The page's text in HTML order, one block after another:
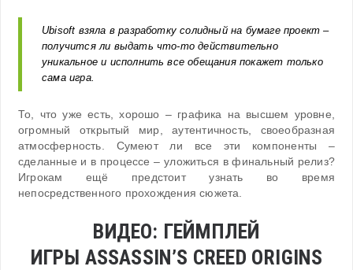
Ubisoft взяла в разработку солидный на бумаге проект –
получится ли выдать что-то действительно
уникальное и исполнить все обещания покажет только
сама игра.
То, что уже есть, хорошо – графика на высшем уровне,
огромный открытый мир, аутентичность, своеобразная
атмосферность. Сумеют ли все эти компоненты –
сделанные и в процессе – уложиться в финальный релиз?
Игрокам ещё предстоит узнать во время
непосредственного прохождения сюжета.
ВИДЕО: ГЕЙМПЛЕЙ
ИГРЫ ASSASSIN’S CREED ORIGINS